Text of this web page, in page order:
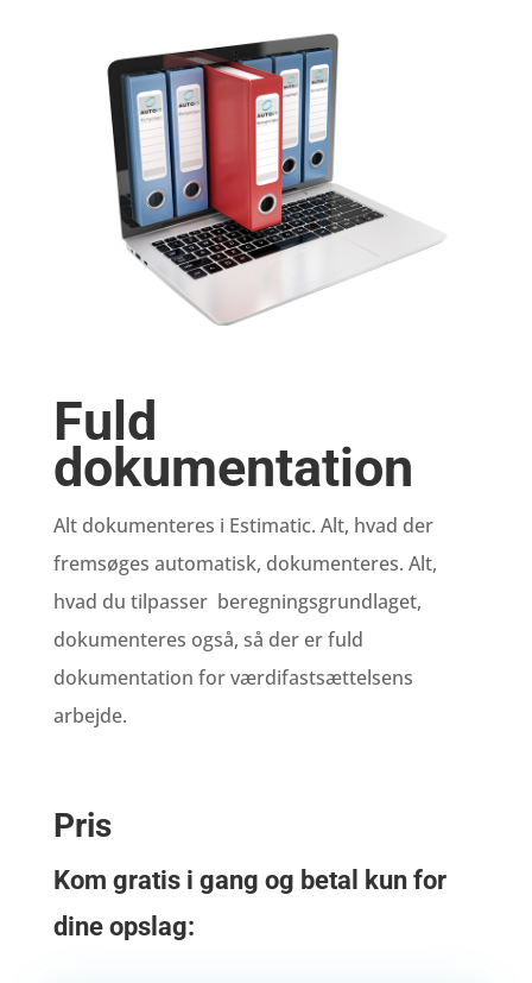
Fuld
dokumentation
Alt dokumenteres i Estimatic. Alt, hvad der
fremsøges automatisk, dokumenteres. Alt,
hvad du tilpasser beregningsgrundlaget,
dokumenteres også, så der er fuld
dokumentation for værdifastsættelsens
arbejde.
Pris
Kom gratis i gang og betal kun for
dine opslag: